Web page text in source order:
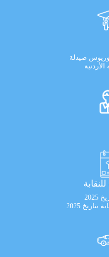
صيدلة
2025